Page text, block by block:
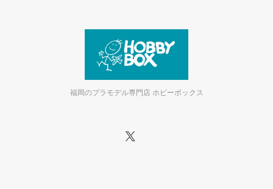
福岡のプラモデル専門店 ホビーボックス